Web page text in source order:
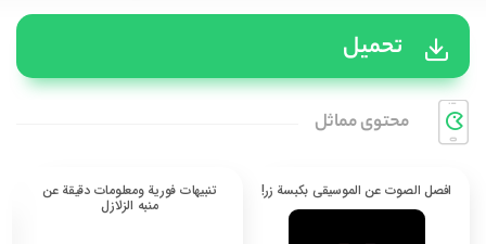
تحميل
محتوی مماثل
افصل الصوت عن الموسيقى بكبسة زر! تنبيهات فورية ومعلومات دقيقة عن
منبه الزلازل